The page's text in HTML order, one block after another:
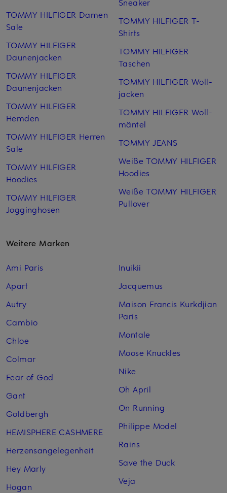
TOMMY HILFIGER Damen
Sale
TOMMY HILFIGER
Daunenjacken
TOMMY HILFIGER
Daunenjacken
TOMMY HILFIGER
Hemden
TOMMY HILFIGER Herren
Sale
TOMMY HILFIGER
Hoodies
TOMMY HILFIGER
Jogginghosen
TOMMY HILFIGER T-
Shirts
TOMMY HILFIGER
Taschen
TOMMY HILFIGER Woll­
jacken
TOMMY HILFIGER Woll­
mäntel
TOMMY JEANS
Weiße TOMMY HILFIGER
Hoodies
Weiße TOMMY HILFIGER
Pullover
Weitere Marken
Ami Paris
Apart
Autry
Cambio
Chloe
Colmar
Fear of God
Gant
Goldbergh
HEMISPHERE CASHMERE
Herzensangelegenheit
Hey Marly
Hogan
Inuikii
Jacquemus
Maison Francis Kurkdjian
Paris
Montale
Moose Knuckles
Nike
Oh April
On Running
Philippe Model
Rains
Save the Duck
Veja